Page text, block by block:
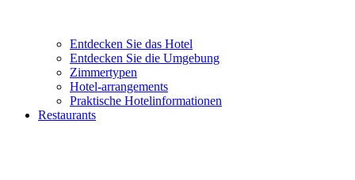
Entdecken Sie das Hotel
Entdecken Sie die Umgebung
Zimmertypen
Hotel-arrangements
Praktische Hotelinformationen
Restaurants